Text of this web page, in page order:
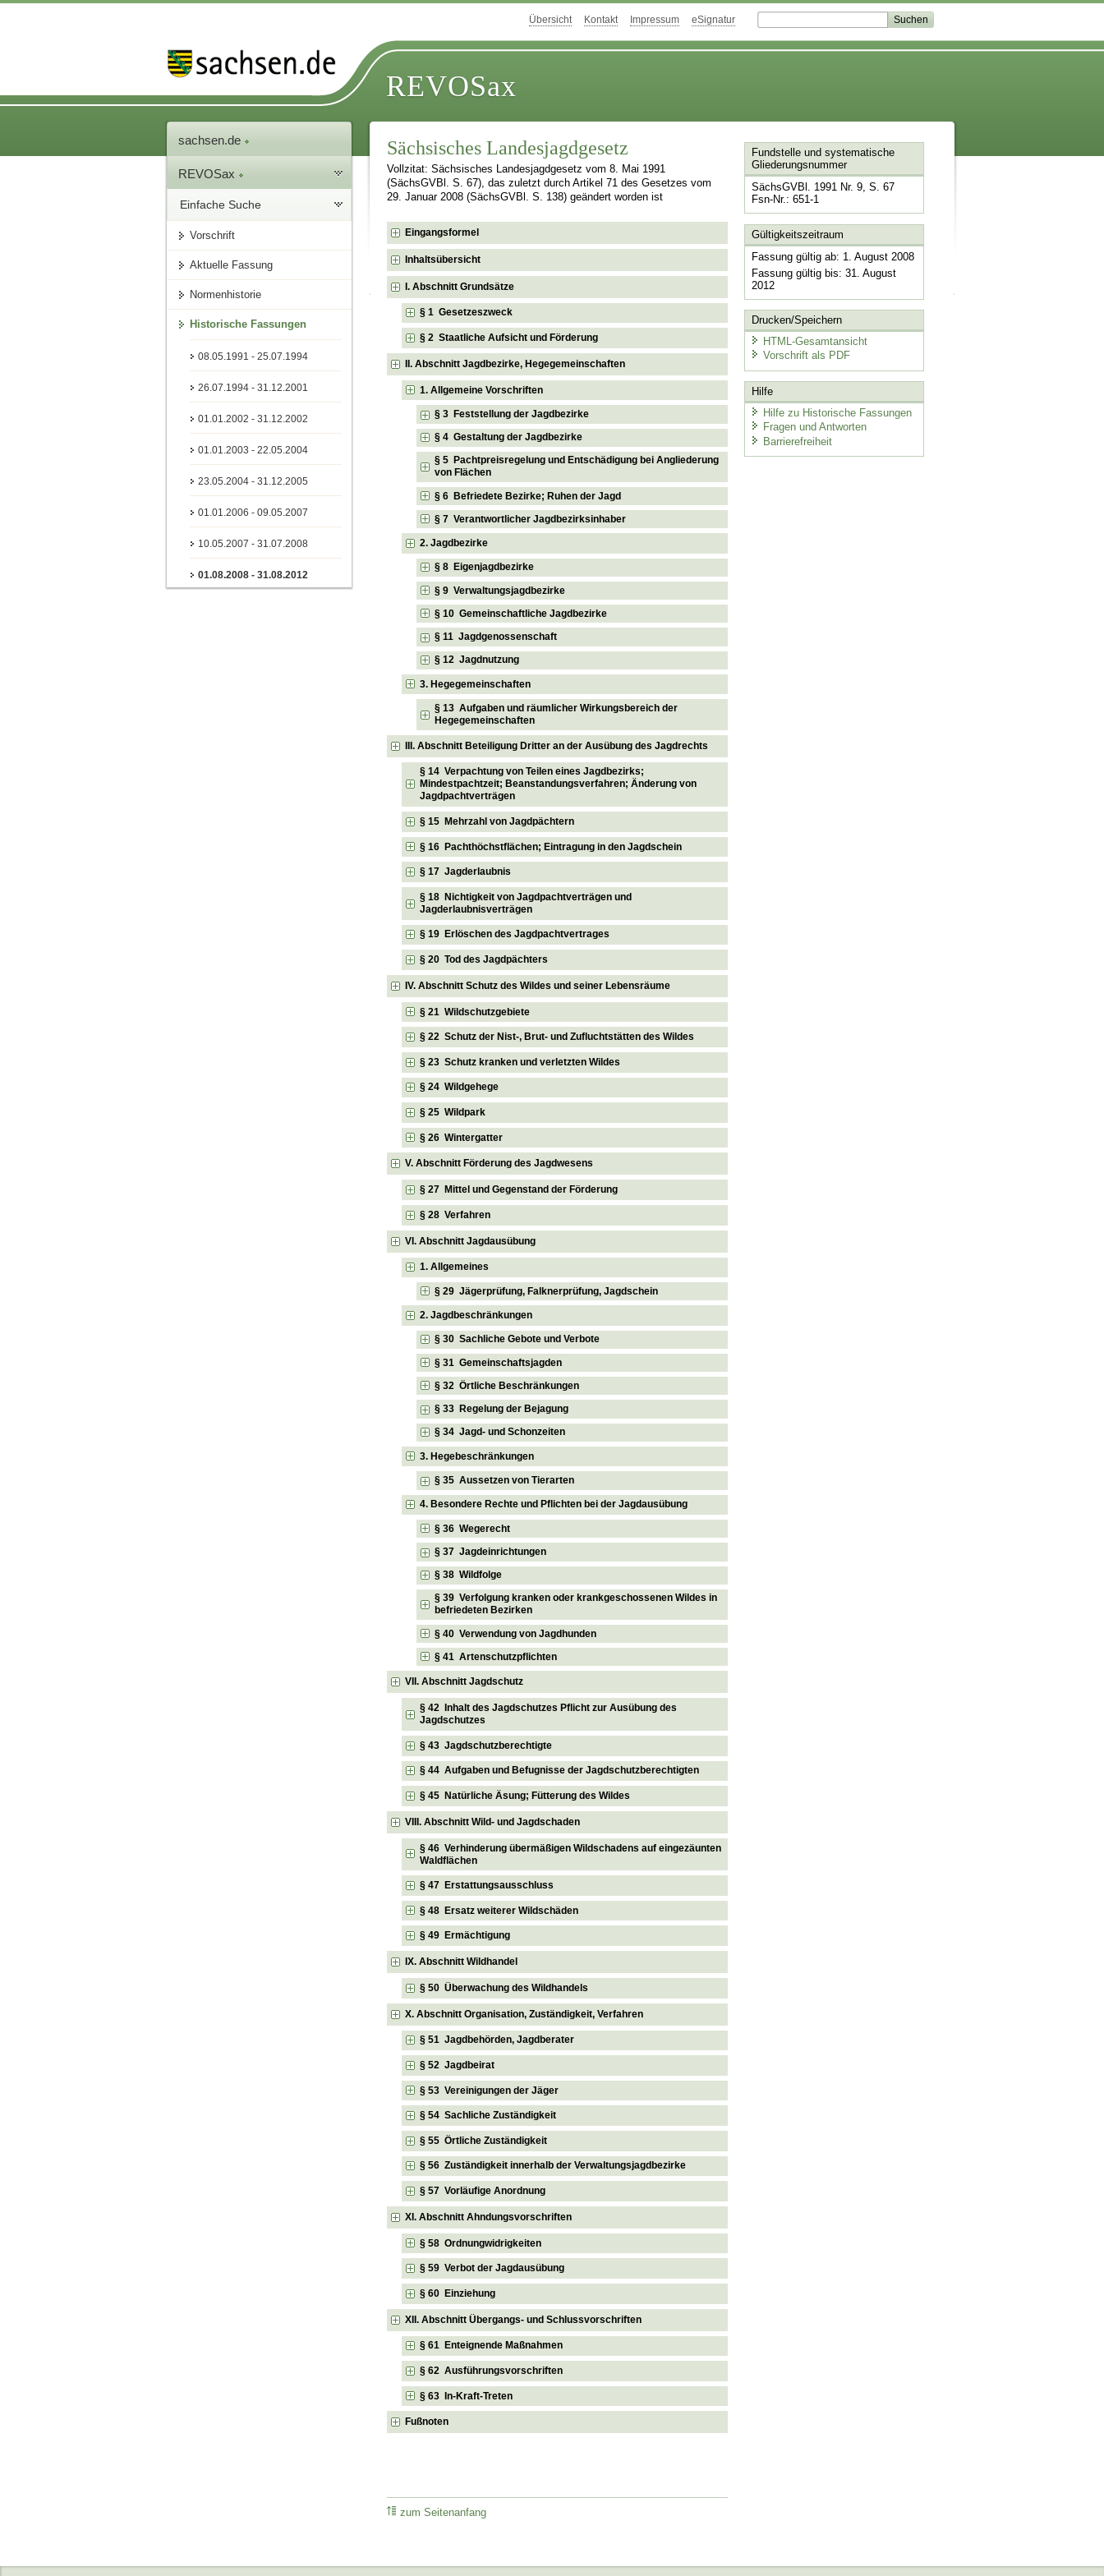
Übersicht Kontakt Impressum eSignatur
REVOSax
sachsen.de
REVOSax
Einfache Suche
Vorschrift
Aktuelle Fassung
Normenhistorie
Historische Fassungen
08.05.1991 - 25.07.1994
26.07.1994 - 31.12.2001
01.01.2002 - 31.12.2002
01.01.2003 - 22.05.2004
23.05.2004 - 31.12.2005
01.01.2006 - 09.05.2007
10.05.2007 - 31.07.2008
01.08.2008 - 31.08.2012
Sächsisches Landesjagdgesetz
Vollzitat: Sächsisches Landesjagdgesetz vom 8. Mai 1991
(SächsGVBl. S. 67), das zuletzt durch Artikel 71 des Gesetzes vom
29. Januar 2008 (SächsGVBl. S. 138) geändert worden ist
Eingangsformel
Inhaltsübersicht
I. Abschnitt Grundsätze
§ 1 Gesetzeszweck
§ 2 Staatliche Aufsicht und Förderung
II. Abschnitt Jagdbezirke, Hegegemeinschaften
1. Allgemeine Vorschriften
§ 3 Feststellung der Jagdbezirke
§ 4 Gestaltung der Jagdbezirke
§ 5 Pachtpreisregelung und Entschädigung bei Angliederung
von Flächen
§ 6 Befriedete Bezirke; Ruhen der Jagd
§ 7 Verantwortlicher Jagdbezirksinhaber
2. Jagdbezirke
§ 8 Eigenjagdbezirke
§ 9 Verwaltungsjagdbezirke
§ 10 Gemeinschaftliche Jagdbezirke
§ 11 Jagdgenossenschaft
§ 12 Jagdnutzung
3. Hegegemeinschaften
§ 13 Aufgaben und räumlicher Wirkungsbereich der
Hegegemeinschaften
III. Abschnitt Beteiligung Dritter an der Ausübung des Jagdrechts
§ 14 Verpachtung von Teilen eines Jagdbezirks;
Mindestpachtzeit; Beanstandungsverfahren; Änderung von
Jagdpachtverträgen
§ 15 Mehrzahl von Jagdpächtern
§ 16 Pachthöchstflächen; Eintragung in den Jagdschein
§ 17 Jagderlaubnis
§ 18 Nichtigkeit von Jagdpachtverträgen und
Jagderlaubnisverträgen
§ 19 Erlöschen des Jagdpachtvertrages
§ 20 Tod des Jagdpächters
IV. Abschnitt Schutz des Wildes und seiner Lebensräume
§ 21 Wildschutzgebiete
§ 22 Schutz der Nist-, Brut- und Zufluchtstätten des Wildes
§ 23 Schutz kranken und verletzten Wildes
§ 24 Wildgehege
§ 25 Wildpark
§ 26 Wintergatter
V. Abschnitt Förderung des Jagdwesens
§ 27 Mittel und Gegenstand der Förderung
§ 28 Verfahren
VI. Abschnitt Jagdausübung
1. Allgemeines
§ 29 Jägerprüfung, Falknerprüfung, Jagdschein
2. Jagdbeschränkungen
§ 30 Sachliche Gebote und Verbote
§ 31 Gemeinschaftsjagden
§ 32 Örtliche Beschränkungen
§ 33 Regelung der Bejagung
§ 34 Jagd- und Schonzeiten
3. Hegebeschränkungen
§ 35 Aussetzen von Tierarten
4. Besondere Rechte und Pflichten bei der Jagdausübung
§ 36 Wegerecht
§ 37 Jagdeinrichtungen
§ 38 Wildfolge
§ 39 Verfolgung kranken oder krankgeschossenen Wildes in
befriedeten Bezirken
§ 40 Verwendung von Jagdhunden
§ 41 Artenschutzpflichten
VII. Abschnitt Jagdschutz
§ 42 Inhalt des Jagdschutzes Pflicht zur Ausübung des
Jagdschutzes
§ 43 Jagdschutzberechtigte
§ 44 Aufgaben und Befugnisse der Jagdschutzberechtigten
§ 45 Natürliche Äsung; Fütterung des Wildes
VIII. Abschnitt Wild- und Jagdschaden
§ 46 Verhinderung übermäßigen Wildschadens auf eingezäunten
Waldflächen
§ 47 Erstattungsausschluss
§ 48 Ersatz weiterer Wildschäden
§ 49 Ermächtigung
IX. Abschnitt Wildhandel
§ 50 Überwachung des Wildhandels
X. Abschnitt Organisation, Zuständigkeit, Verfahren
§ 51 Jagdbehörden, Jagdberater
§ 52 Jagdbeirat
§ 53 Vereinigungen der Jäger
§ 54 Sachliche Zuständigkeit
§ 55 Örtliche Zuständigkeit
§ 56 Zuständigkeit innerhalb der Verwaltungsjagdbezirke
§ 57 Vorläufige Anordnung
XI. Abschnitt Ahndungsvorschriften
§ 58 Ordnungwidrigkeiten
§ 59 Verbot der Jagdausübung
§ 60 Einziehung
XII. Abschnitt Übergangs- und Schlussvorschriften
§ 61 Enteignende Maßnahmen
§ 62 Ausführungsvorschriften
§ 63 In-Kraft-Treten
Fußnoten
zum Seitenanfang
Fundstelle und systematische
Gliederungsnummer
SächsGVBl. 1991 Nr. 9, S. 67
Fsn-Nr.: 651-1
Gültigkeitszeitraum
Fassung gültig ab: 1. August 2008
Fassung gültig bis: 31. August
2012
Drucken/Speichern
HTML-Gesamtansicht
Vorschrift als PDF
Hilfe
Hilfe zu Historische Fassungen
Fragen und Antworten
Barrierefreiheit